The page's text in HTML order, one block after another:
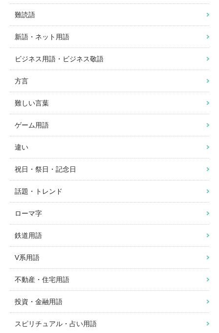
難読語
新語・ネット用語
ビジネス用語・ビジネス敬語
方言
難しい言葉
ゲーム用語
違い
祝日・祭日・記念日
話題・トレンド
ローマ字
鉄道用語
V系用語
不動産・住宅用語
投資・金融用語
スピリチュアル・占い用語